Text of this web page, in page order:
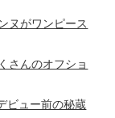
ヌがワンピース
さんのオフショ
ビュー前の秘蔵